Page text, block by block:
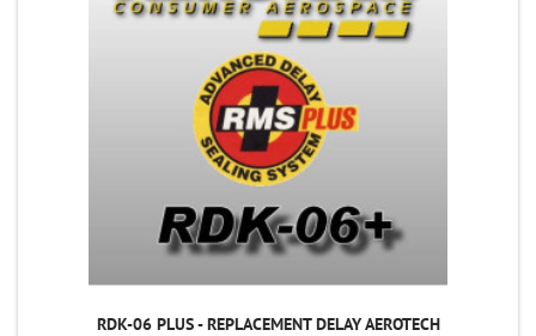
RDK-06 PLUS - REPLACEMENT DELAY AEROTECH